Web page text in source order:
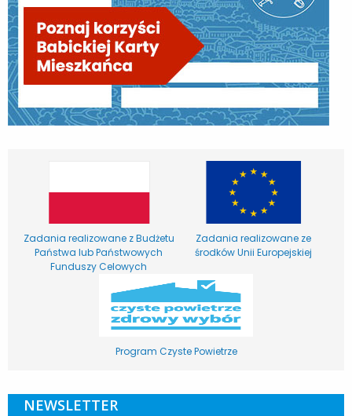
Zadania realizowane z Budżetu
Państwa lub Państwowych
Funduszy Celowych
Zadania realizowane ze
środków Unii Europejskiej
Program Czyste Powietrze
NEWSLETTER